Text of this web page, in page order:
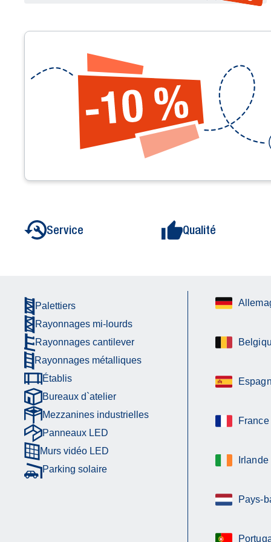
Service Qualité
Palettiers
Rayonnages mi-lourds
Rayonnages cantilever
Rayonnages métalliques
Établis
Bureaux d`atelier
Mezzanines industrielles
Panneaux LED
Murs vidéo LED
Parking solaire
France
Irlande
Pays-